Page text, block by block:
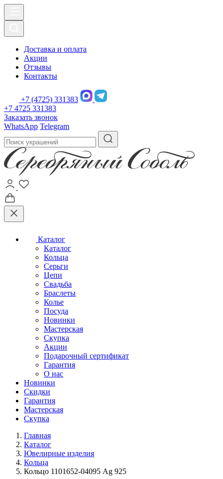
Доставка и оплата
Акции
Отзывы
Контакты
+7 (4725) 331383
+7 4725 331383
Заказать звонок
WhatsApp Telegram
Каталог
Каталог
Кольца
Серьги
Цепи
Свадьба
Браслеты
Колье
Посуда
Новинки
Мастерская
Скупка
Акции
Подарочный сертификат
Гарантия
О нас
Новинки
Скидки
Гарантия
Мастерская
Скупка
Главная
Каталог
Ювелирные изделия
Кольца
Кольцо 1101652-04095 Ag 925